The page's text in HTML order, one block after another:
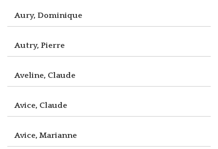
Aury, Dominique
Autry, Pierre
Aveline, Claude
Avice, Claude
Avice, Marianne